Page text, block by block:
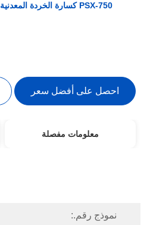
PSX-750 كسارة الخردة المعدنية ، آلة تقطيع إعادة تدوير المعادن
احصل على أفضل سعر
معلومات مفصلة
نموذج رقم.: